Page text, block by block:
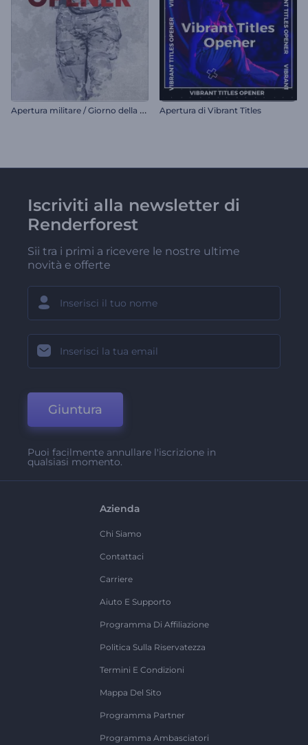
A
pertura militare / Giorno della vittoria Apertura di Vibrant Titles
Iscriviti alla newsletter di
Renderforest
Sii tra i primi a ricevere le nostre ultime
novità e offerte
Giuntura
Puoi facilmente annullare l'iscrizione in
qualsiasi momento.
Azienda
Chi Siamo
Contattaci
Carriere
Aiuto E Supporto
Programma Di Affiliazione
Politica Sulla Riservatezza
Termini E Condizioni
Mappa Del Sito
Programma Partner
Programma Ambasciatori